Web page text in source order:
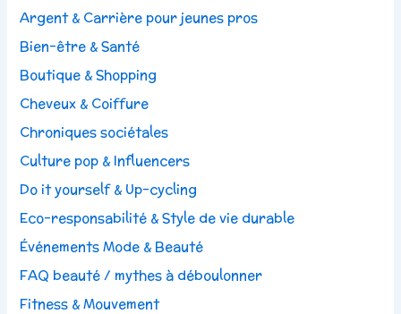
Argent & Carrière pour jeunes pros
Bien-être & Santé
Boutique & Shopping
Cheveux & Coiffure
Chroniques sociétales
Culture pop & Influencers
Do it yourself & Up-cycling
Eco-responsabilité & Style de vie durable
Événements Mode & Beauté
FAQ beauté / mythes à déboulonner
Fitness & Mouvement